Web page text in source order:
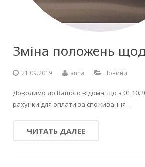
Зміна положень
21.09.2019 anna Новини
Доводимо до Вашого відома, що з
рахунки для оплати за споживання …
ЧИТАТЬ ДАЛЕЕ